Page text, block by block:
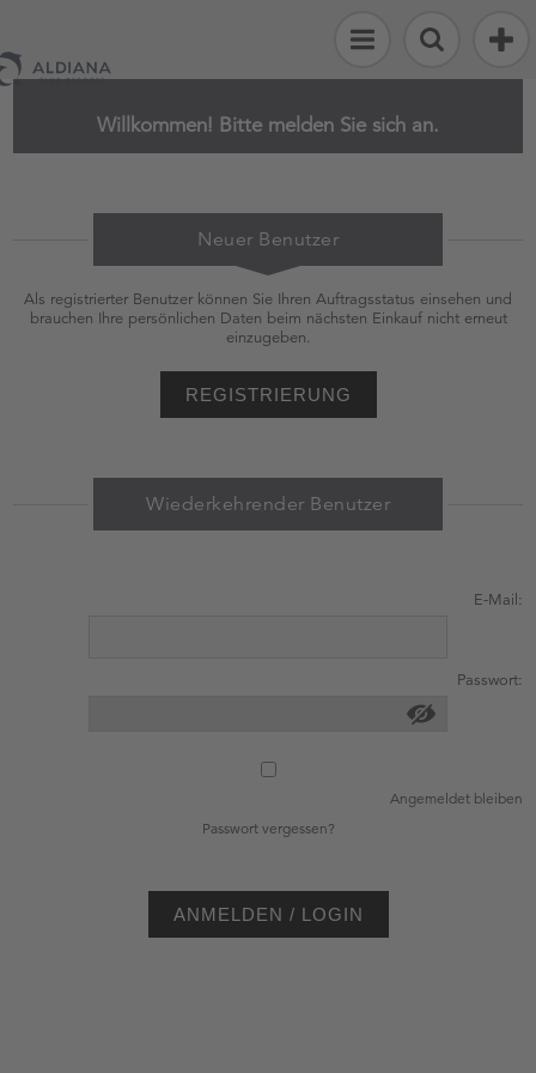
Artikel
Sport
Fashion
&
Accessoires
Flosse
Kinderwelt
Willkommen! Bitte melden Sie sich an.
Neuer Benutzer
Als registrierter Benutzer können Sie Ihren Auftragsstatus einsehen und
brauchen Ihre persönlichen Daten beim nächsten Einkauf nicht erneut
einzugeben.
REGISTRIERUNG
Wiederkehrender Benutzer
E-Mail:
Passwort:
Angemeldet bleiben
Passwort vergessen?
ANMELDEN / LOGIN